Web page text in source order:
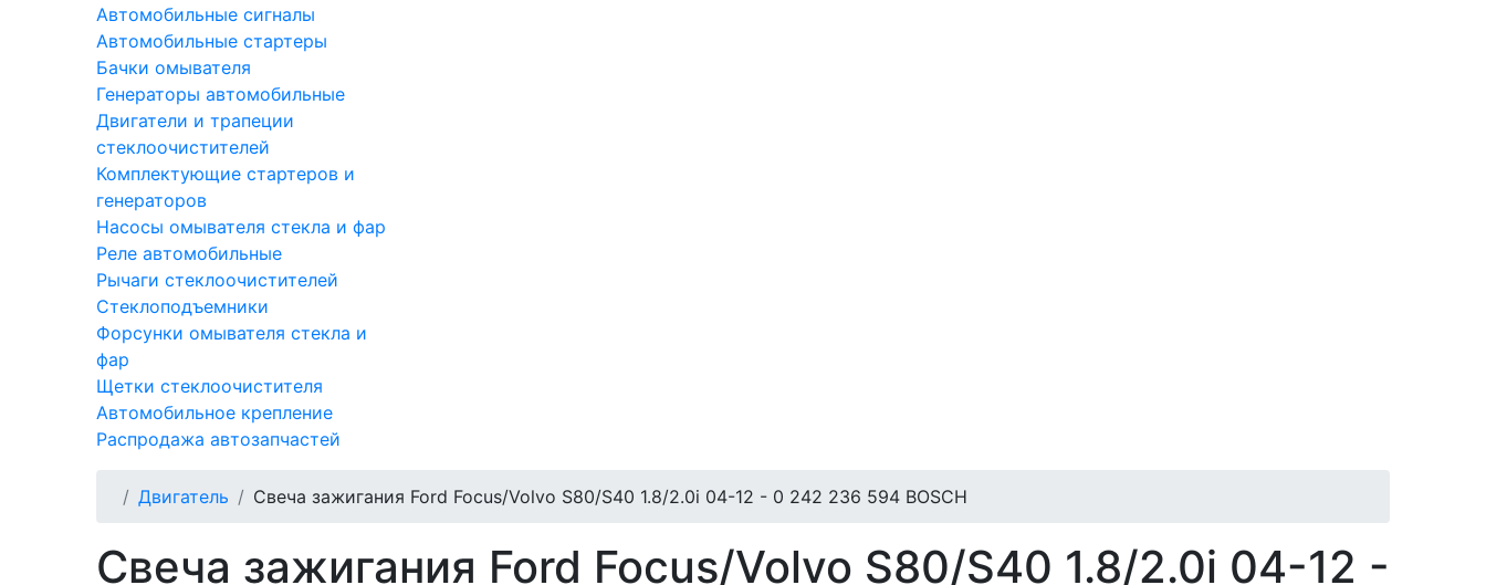
Автомобильные сигналы
Автомобильные стартеры
Бачки омывателя
Генераторы автомобильные
Двигатели и трапеции
стеклоочистителей
Комплектующие стартеров и
генераторов
Насосы омывателя стекла и фар
Реле автомобильные
Рычаги стеклоочистителей
Стеклоподъемники
Форсунки омывателя стекла и
фар
Щетки стеклоочистителя
Автомобильное крепление
Распродажа автозапчастей
Двигатель Свеча зажигания Ford Focus/Volvo S80/S40 1.8/2.0i 04-12 - 0 242 236 594 BOSCH
Свеча зажигания Ford Focus/Volvo S80/S40 1.8/2.0i 04-12 -